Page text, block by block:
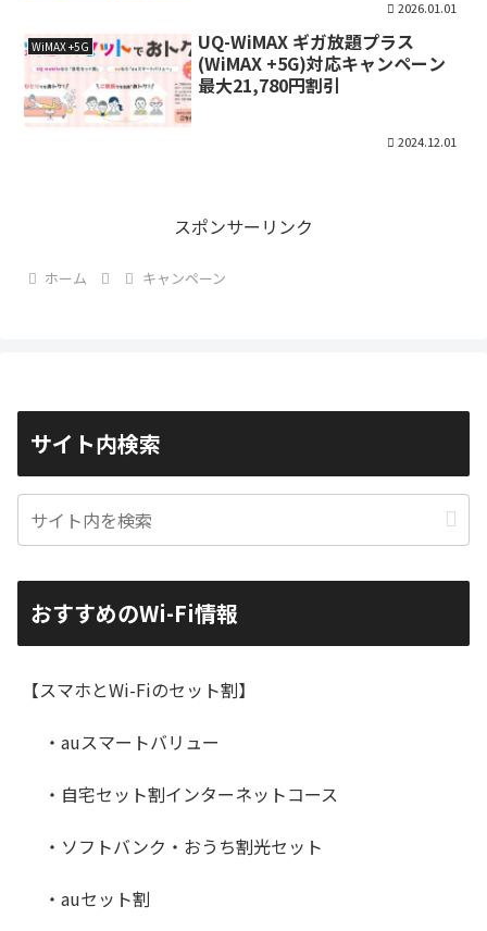
2026.01.01
WiMAX +5G
UQ-WiMAX ギガ放題プラス
(WiMAX +5G)対応キャンペーン
最大21,780円割引
2024.12.01
スポンサーリンク
ホーム キャンペーン
サイト内検索
おすすめのWi-Fi情報
【スマホとWi-Fiのセット割】
・auスマートバリュー
・自宅セット割インターネットコース
・ソフトバンク・おうち割光セット
・auセット割